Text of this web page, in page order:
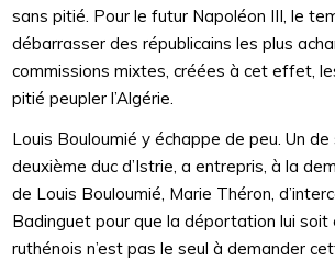
sans pitié. Pour le futur Napoléon III, le
débarrasser des républicains les plus
commissions mixtes, créées à cet effet,
pitié peupler l’Algérie.
Louis Bouloumié y échappe de peu. Un de
deuxième duc d’Istrie, a entrepris, à la
de Louis Bouloumié, Marie Théron,
Badinguet pour que la déportation lui soit
ruthénois n’est pas le seul à demander